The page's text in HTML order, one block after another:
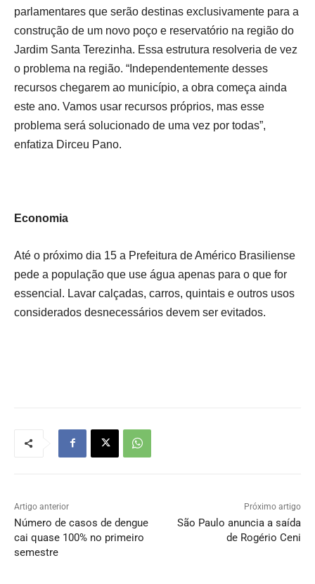
parlamentares que serão destinas exclusivamente para a
construção de um novo poço e reservatório na região do
Jardim Santa Terezinha. Essa estrutura resolveria de vez
o problema na região. “Independentemente desses
recursos chegarem ao município, a obra começa ainda
este ano. Vamos usar recursos próprios, mas esse
problema será solucionado de uma vez por todas”,
enfatiza Dirceu Pano.
Economia
Até o próximo dia 15 a Prefeitura de Américo Brasiliense
pede a população que use água apenas para o que for
essencial. Lavar calçadas, carros, quintais e outros usos
considerados desnecessários devem ser evitados.
Artigo anterior
Número de casos de dengue
cai quase 100% no primeiro
semestre
Próximo artigo
São Paulo anuncia a saída
de Rogério Ceni